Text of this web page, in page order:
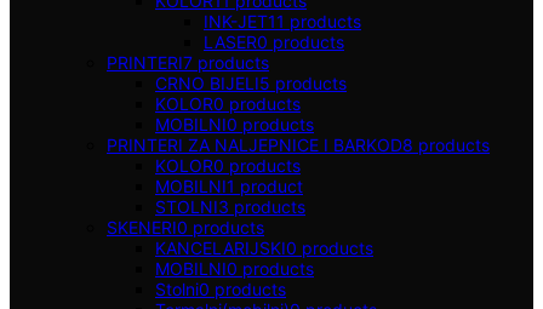
INK-JET11 products
LASER0 products
PRINTERI7 products
CRNO BIJELI5 products
KOLOR0 products
MOBILNI0 products
PRINTERI ZA NALJEPNICE I BARKOD8 products
KOLOR0 products
MOBILNI1 product
STOLNI3 products
SKENERI0 products
KANCELARIJSKI0 products
MOBILNI0 products
Stolni0 products